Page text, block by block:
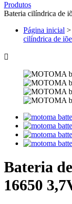
Produtos
Bateria cilíndrica de
Página inicial >
cilíndrica de

Bateria
16650